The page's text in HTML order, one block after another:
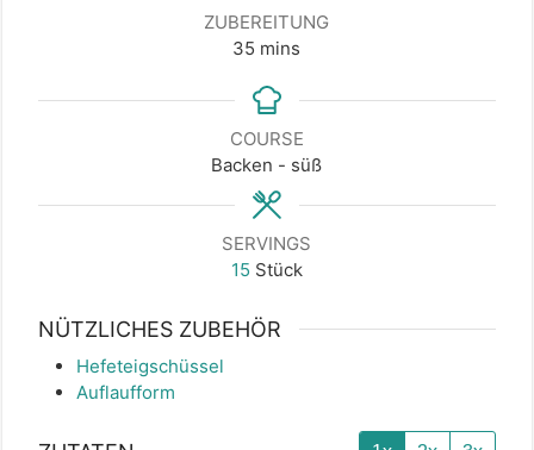
ZUBEREITUNG
35 minutes
mins
COURSE
Backen - süß
SERVINGS
15 Stück
NÜTZLICHES ZUBEHÖR
Hefeteigschüssel
Auflaufform